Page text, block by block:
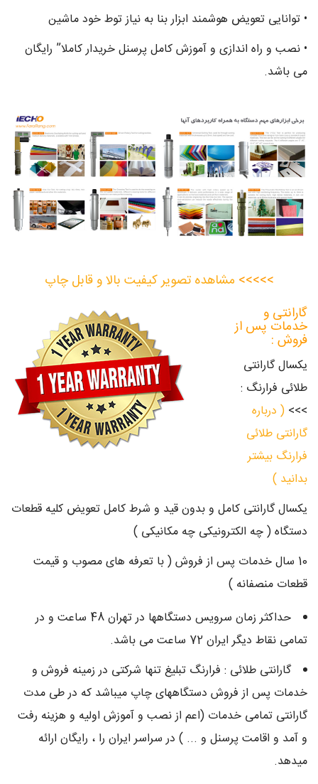
• توانایی تعویض هوشمند ابزار بنا به نیاز توط خود ماشین
• نصب و راه اندازی و آموزش کامل پرسنل خريدار کاملا” رايگان
می باشد.
>>>>> مشاهده تصویر کیفیت بالا و قابل چاپ
گارانتی و
خدمات پس از
فروش :
یکسال گارانتی
طلائی فرارنگ :
>>> ( درباره
گارانتی طلائی
فرارنگ بیشتر
بدانید )
یکسال گارانتی کامل و بدون قید و شرط کامل تعویض کلیه قطعات
دستگاه ( چه الکترونیکی چه مکانیکی )
10 سال خدمات پس از فروش ( با تعرفه های مصوب و قیمت
قطعات منصفانه )
حداکثر زمان سرويس دستگاهها در تهران 48 ساعت و در
تمامی نقاط دیگر ايران 72 ساعت می باشد.
گارانتی طلائی : فرارنگ تبلیغ تنها شرکتی در زمینه فروش و
خدمات پس از فروش دستگاههای چاپ میباشد که در طی مدت
گارانتی تمامی خدمات (اعم از نصب و آموزش اولیه و هزینه رفت
و آمد و اقامت پرسنل و ... ) در سراسر ایران را ، رایگان ارائه
میدهد.